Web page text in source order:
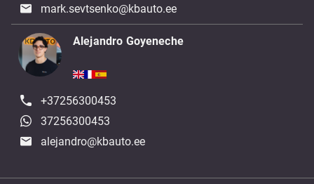
mark.sevtsenko@kbauto.ee
Alejandro Goyeneche
+37256300453
37256300453
alejandro@kbauto.ee